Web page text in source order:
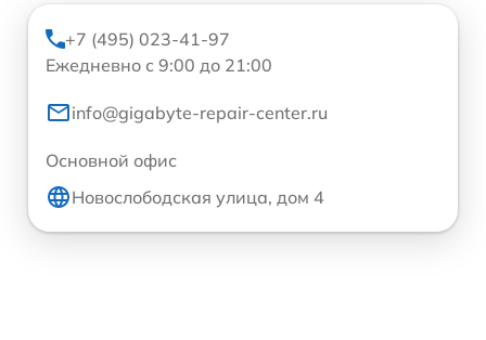
+7 (495) 023-41-97
Ежедневно с 9:00 до 21:00
info@gigabyte-repair-center.ru
Основной офис
Новослободская улица, дом 4